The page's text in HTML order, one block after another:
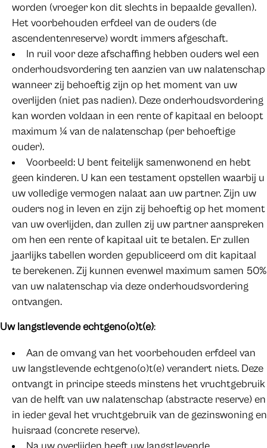
worden (vroeger kon dit slechts in bepaalde gevallen).
Het voorbehouden erfdeel van de ouders (de
ascendentenreserve) wordt immers afgeschaft.
In ruil voor deze afschaffing hebben ouders wel een
onderhoudsvordering ten aanzien van uw nalatenschap
wanneer zij behoeftig zijn op het moment van uw
overlijden (niet pas nadien). Deze onderhoudsvordering
kan worden voldaan in een rente of kapitaal en beloopt
maximum ¼ van de nalatenschap (per behoeftige
ouder).
Voorbeeld: U bent feitelijk samenwonend en hebt
geen kinderen. U kan een testament opstellen waarbij u
uw volledige vermogen nalaat aan uw partner. Zijn uw
ouders nog in leven en zijn zij behoeftig op het moment
van uw overlijden, dan zullen zij uw partner aanspreken
om hen een rente of kapitaal uit te betalen. Er zullen
jaarlijks tabellen worden gepubliceerd om dit kapitaal
te berekenen. Zij kunnen evenwel maximum samen 50%
van uw nalatenschap via deze onderhoudsvordering
ontvangen.
Uw langstlevende echtgeno(o)t(e):
Aan de omvang van het voorbehouden erfdeel van
uw langstlevende echtgeno(o)t(e) verandert niets. Deze
ontvangt in principe steeds minstens het vruchtgebruik
van de helft van uw nalatenschap (abstracte reserve) en
in ieder geval het vruchtgebruik van de gezinswoning en
huisraad (concrete reserve).